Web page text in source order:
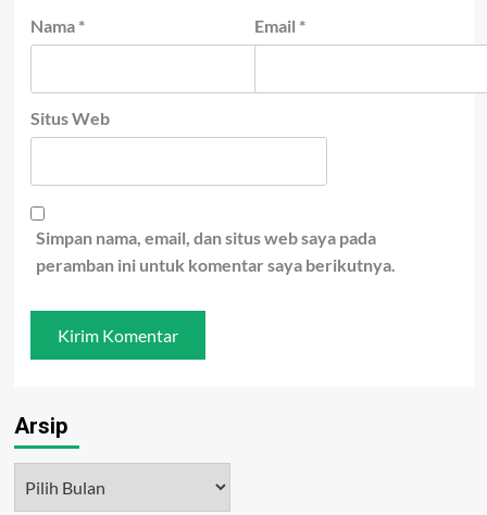
Nama * Email *
Situs Web
Simpan nama, email, dan situs web saya pada
peramban ini untuk komentar saya berikutnya.
Arsip